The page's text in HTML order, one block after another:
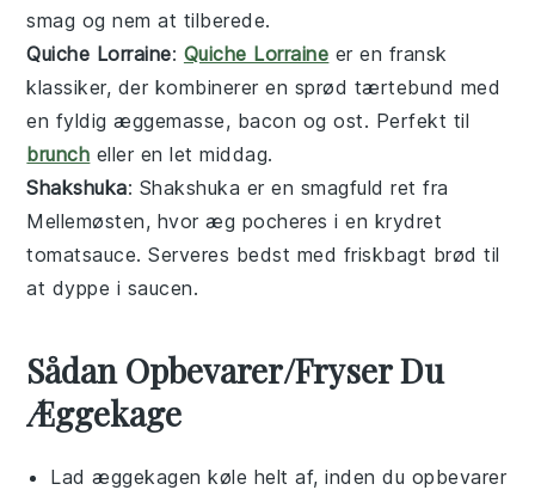
smag og nem at tilberede.
Quiche Lorraine: Quiche Lorraine er en fransk
klassiker, der kombinerer en sprød tærtebund med
en fyldig æggemasse, bacon og ost. Perfekt til
brunch eller en let middag.
Shakshuka: Shakshuka er en smagfuld ret fra
Mellemøsten, hvor æg pocheres i en krydret
tomatsauce. Serveres bedst med friskbagt brød til
at dyppe i saucen.
Sådan Opbevarer/Fryser Du
Æggekage
Lad æggekagen køle helt af, inden du opbevarer